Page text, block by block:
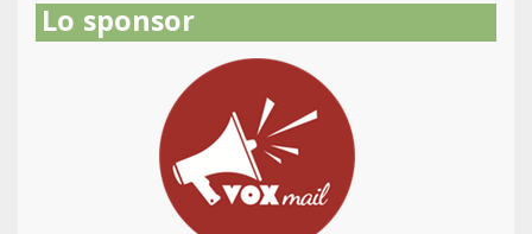
STELLE
Lo sponsor